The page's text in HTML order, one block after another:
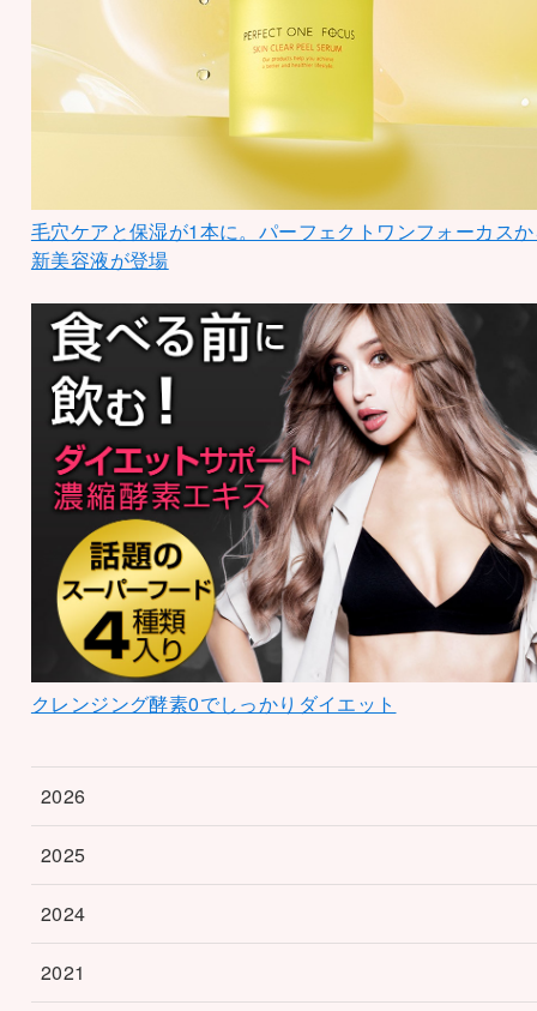
毛穴ケアと保湿が1本に。パーフェクトワンフォーカス
新美容液が登場
クレンジング酵素0でしっかりダイエット
2026
2025
2024
2021